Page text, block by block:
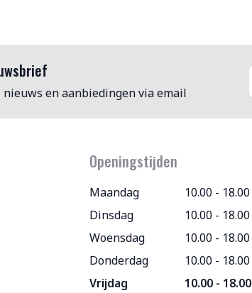
en aanbiedingen via email
Openingstijden
Maandag
10.00 - 18.00
Dinsdag
10.00 - 18.00
Woensdag
10.00 - 18.00
Donderdag
10.00 - 18.00
Vrijdag
10.00 - 18.00